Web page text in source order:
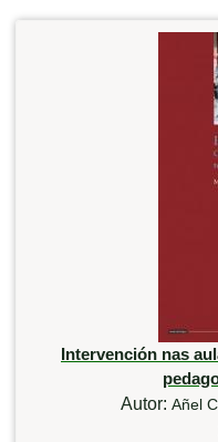
Intervención nas
Autor: Añel